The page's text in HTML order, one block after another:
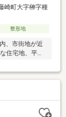
崎町大字榊字種
整形地
、市街地が近
住宅地、平坦